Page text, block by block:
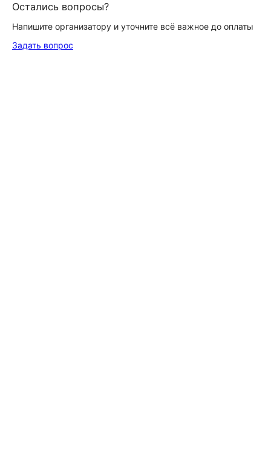
Остались вопросы?
Напишите организатору и уточните всё важное до оплаты
Задать вопрос